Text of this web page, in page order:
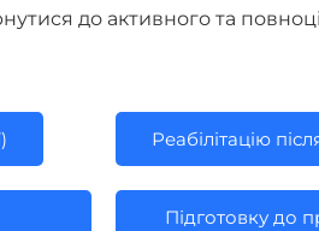
до активного та
Реабілітацію
Підготовку до